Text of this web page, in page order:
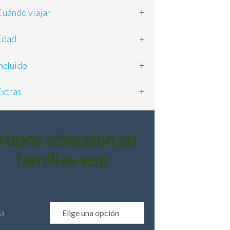
viajar
selección en
familias-esp